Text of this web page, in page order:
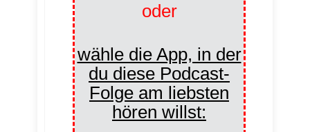
oder
wähle die App, in der
du diese Podcast-
Folge am liebsten
hören willst: